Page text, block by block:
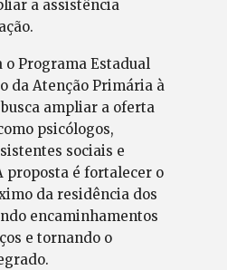
a assistência
Programa Estadual
da Atenção Primária à
ampliar a oferta
psicólogos,
sociais e
proposta é fortalecer o
da residência dos
encaminhamentos
e tornando o